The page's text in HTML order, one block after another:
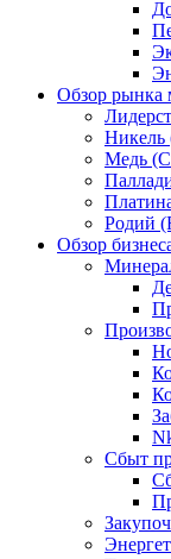
Обзор рынка
Никель
Медь
Родий
Обзор
Сбыт